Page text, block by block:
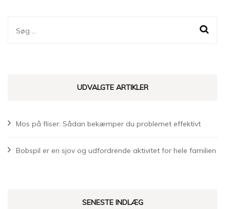
Søg
UDVALGTE ARTIKLER
Mos på fliser: Sådan bekæmper du problemet effektivt
Bobspil er en sjov og udfordrende aktivitet for hele familien
SENESTE INDLÆG